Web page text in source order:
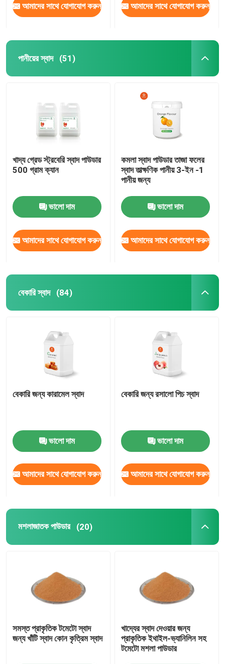
পণ্য
আমাদের সম্পর্কে
যোগাযোগ করুন
উদ্ধৃতির জন্য আবেদন
স্বাদযুক্ত স্বাদ
পানীয়ের স্বাদ
বেকারি স্বাদ
মশলাজাতক পাউডার
দুধের স্বাদ
আমাদের সাথে যোগাযোগ করুন আমাদের সাথে যোগাযোগ করুন
পানীয়ের স্বাদ (51)
খাদ্য গ্রেড স্ট্রবেরি স্বাদ পাউডার
500 গ্রাম ক্যান
ভালো দাম
আমাদের সাথে যোগাযোগ করুন
কমলা স্বাদ পাউডার তাজা ফলের
স্বাদ তাত্ক্ষণিক পানীয় 3-ইন -1
পানীয় জন্য
ভালো দাম
আমাদের সাথে যোগাযোগ করুন
বেকারি স্বাদ (84)
বেকারি জন্য কারামেল স্বাদ
ভালো দাম
আমাদের সাথে যোগাযোগ করুন
বেকারি জন্য রসালো পিচ স্বাদ
ভালো দাম
আমাদের সাথে যোগাযোগ করুন
মশলাজাতক পাউডার (20)
সমস্ত প্রাকৃতিক টমেটো স্বাদ
জন্য খাঁটি স্বাদ কোন কৃত্রিম স্বাদ
খাদ্যের স্বাদ দেওয়ার জন্য
প্রাকৃতিক ইথাইল-ভ্যানিলিন সহ
টমেটো মশলা পাউডার